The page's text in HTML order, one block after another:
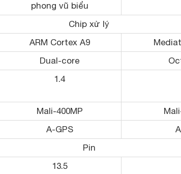
phong vũ biểu
Chip xử lý
ARM Cortex A9
Dual-core
1.4
Mali-400MP
A-GPS
Pin
13.5